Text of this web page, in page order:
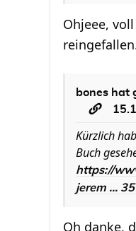
Ohjeee,
bones hat
Kürzlich
Buch
https://
jerem ...
Oh danke,